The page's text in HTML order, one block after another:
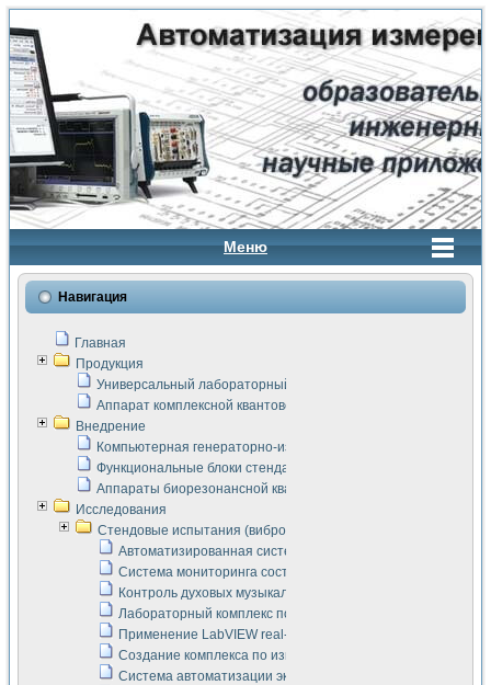
Меню
Навигация
Главная
Продукция
Универсальный лабораторный стенд "Сигнал-USB"
Аппарат комплексной квантовой терапии Интроскан
Внедрение
Компьютерная генераторно-измерительная система
Функциональные блоки стенда "Сигнал-USB"
Аппараты биорезонансной квантовой терапии серии СКАН
Исследования
Стендовые испытания (виброакустика, тензометрия и т.п.)
Автоматизированная система измерения параметров
Система мониторинга состояния тяговых
Контроль духовых музыкальных инструментов
Лабораторный комплекс по исследованию элементной
Применение LabVIEW real-time module для
Создание комплекса по измерению скорости подвижного
Система автоматизации экспериментальных